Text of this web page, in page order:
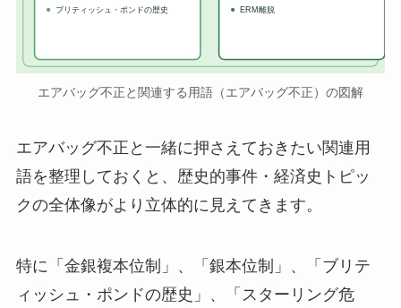
ブリティッシュ・ポンドの歴史
ERM離脱
エアバッグ不正と関連する用語（エアバッグ不正）の図解
エアバッグ不正と一緒に押さえておきたい関連用
語を整理しておくと、歴史的事件・経済史トピッ
クの全体像がより立体的に見えてきます。
特に「金銀複本位制」、「銀本位制」、「ブリテ
ィッシュ・ポンドの歴史」、「スターリング危